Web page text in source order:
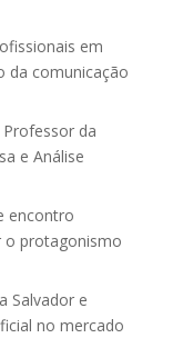
em
da comunicação
Professor da
e Análise
encontro
o protagonismo
Salvador e
no mercado